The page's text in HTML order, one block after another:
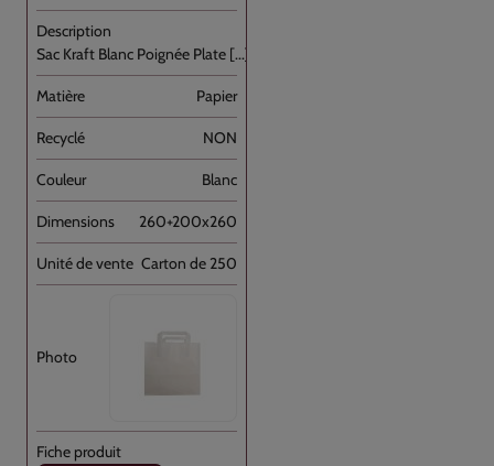
Sac Kraft Blanc Poignée Plate [...]
Papier
NON
Blanc
260+200x260
Carton de 250